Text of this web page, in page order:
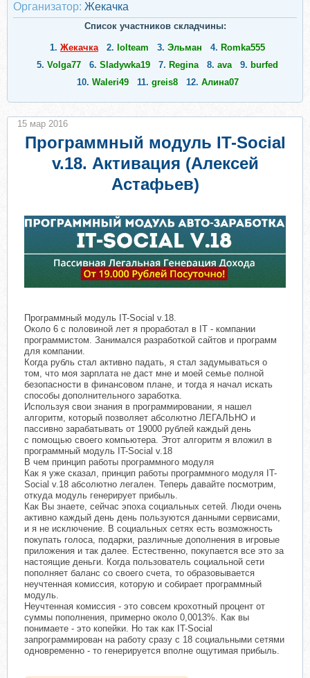
Организатор: Жекачка
Список участников складчины:
1. Жекачка 2. lolteam 3. Эльман 4. Romka555
5. Volga77 6. Sladywka19 7. Regina 8. ava 9. burfed
10. Waleri49 11. greis8 12. Алина07
Программный модуль IT-Social
v.18. Активация (Алексей
Астафьев)
Программный модуль IT-Social v.18.
Около 6 с половиной лет я проработал в IT - компании
программистом. Занимался разработкой сайтов и программ
для компании.
Когда рубль стал активно падать, я стал задумываться о
том, что моя зарплата не даст мне и моей семье полной
безопасности в финансовом плане, и тогда я начал искать
способы дополнительного заработка.
Используя свои знания в программировании, я нашел
алгоритм, который позволяет абсолютно ЛЕГАЛЬНО и
пассивно зарабатывать от 19000 рублей каждый день
с помощью своего компьютера. Этот алгоритм я вложил в
программный модуль IT-Social v.18
В чем принцип работы программного модуля
Как я уже сказал, принцип работы программного модуля IT-
Social v.18 абсолютно легален. Теперь давайте посмотрим,
откуда модуль генерирует прибыль.
Как Вы знаете, сейчас эпоха социальных сетей. Люди очень
активно каждый день день пользуются данными сервисами,
и я не исключение. В социальных сетях есть возможность
покупать голоса, подарки, различные дополнения в игровые
приложения и так далее. Естественно, покупается все это за
настоящие деньги. Когда пользователь социальной сети
пополняет баланс со своего счета, то образовывается
неучтенная комиссия, которую и собирает программный
модуль.
Неучтенная комиссия - это совсем крохотный процент от
суммы пополнения, примерно около 0,0013%. Как вы
понимаете - это копейки. Но так как IT-Social
запрограммирован на работу сразу с 18 социальными сетями
одновременно - то генерируется вполне ощутимая прибыль.
15 мар 2016